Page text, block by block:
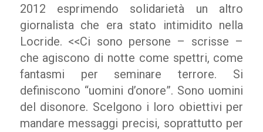
2012 esprimendo solidarietà un altro
giornalista che era stato intimidito nella
Locride. <<Ci sono persone – scrisse –
che agiscono di notte come spettri, come
fantasmi per seminare terrore. Si
definiscono “uomini d’onore”. Sono uomini
del disonore. Scelgono i loro obiettivi per
mandare messaggi precisi, soprattutto per